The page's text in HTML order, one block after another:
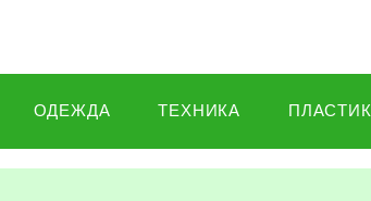
ОДЕЖДА ТЕХНИКА ПЛАСТИК